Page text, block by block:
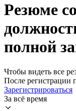
Резюме
полной
Чтобы видеть все
После регистрации
Зарегистрироваться
За всё время